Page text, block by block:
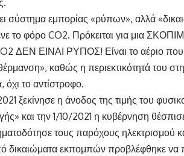
σύστημα εμπορίας «ρύπων», αλλά
το φόρο CO2. Πρόκειται για μια
ΔΕΝ ΕΙΝΑΙ ΡΥΠΟΣ! Είναι το αέριο που
καθώς η περιεκτικότητά του
όχι το αντίστροφο.
ξεκίνησε η άνοδος της τιμής του
και την 1/10/2021 η κυβέρνηση
τους παρόχους ηλεκτρισμού
δικαιώματα εκπομπών προβλέφθηκε να